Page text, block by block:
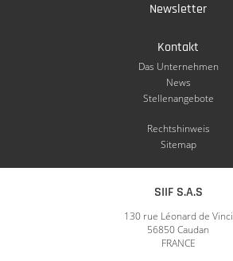
Newsletter
Kontakt
Das Unternehmen
News
Stellenangebote
Rechtshinweis
Sitemap
SIIF S.A.S
130 rue Léonard de Vinci
56850 Caudan
FRANCE